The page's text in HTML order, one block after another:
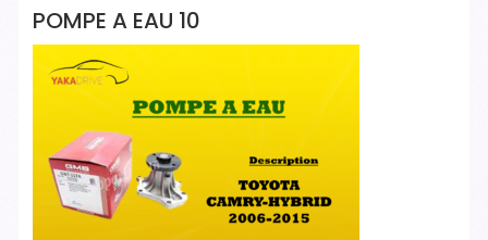
POMPE A EAU 10